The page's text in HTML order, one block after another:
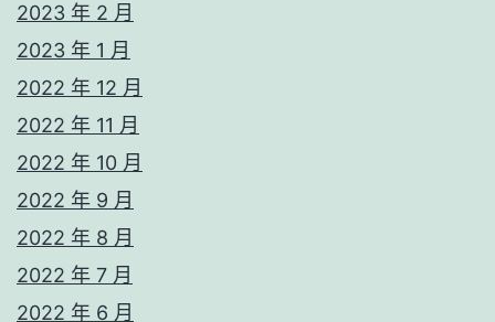
2023 年 2 月
2023 年 1 月
2022 年 12 月
2022 年 11 月
2022 年 10 月
2022 年 9 月
2022 年 8 月
2022 年 7 月
2022 年 6 月